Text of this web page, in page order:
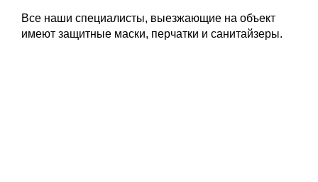
Все наши специалисты, выезжающие на объект
имеют защитные маски, перчатки и санитайзеры.